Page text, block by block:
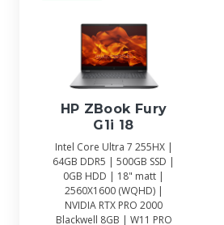
HP ZBook Fury
G1i 18
Intel Core Ultra 7 255HX |
64GB DDR5 | 500GB SSD |
0GB HDD | 18" matt |
2560X1600 (WQHD) |
NVIDIA RTX PRO 2000
Blackwell 8GB | W11 PRO